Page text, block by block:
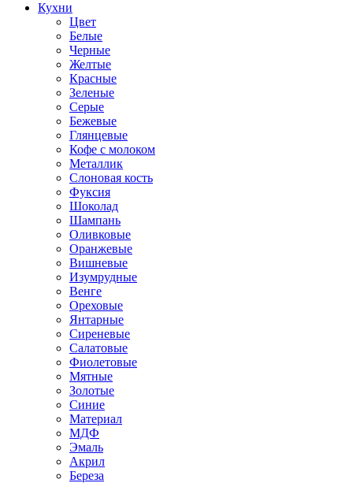
Кухни
Цвет
Белые
Черные
Желтые
Красные
Зеленые
Серые
Бежевые
Глянцевые
Кофе с молоком
Металлик
Слоновая кость
Фуксия
Шоколад
Шампань
Оливковые
Оранжевые
Вишневые
Изумрудные
Венге
Ореховые
Янтарные
Сиреневые
Салатовые
Фиолетовые
Мятные
Золотые
Синие
Материал
МДФ
Эмаль
Акрил
Береза